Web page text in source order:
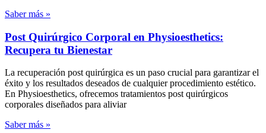
Saber más »
Post Quirúrgico Corporal en Physioesthetics:
Recupera tu Bienestar
La recuperación post quirúrgica es un paso crucial para garantizar el
éxito y los resultados deseados de cualquier procedimiento estético.
En Physioesthetics, ofrecemos tratamientos post quirúrgicos
corporales diseñados para aliviar
Saber más »